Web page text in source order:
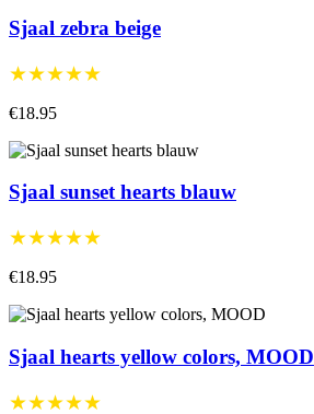
Sjaal zebra beige
★★★★★
€18.95
Sjaal sunset hearts blauw
★★★★★
€18.95
Sjaal hearts yellow colors, MOOD
★★★★★